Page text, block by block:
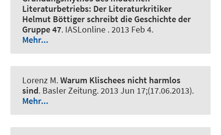
Literaturbetriebs: Der Literaturkritiker
Helmut Böttiger schreibt die Geschichte der
Gruppe 47. IASLonline . 2013 Feb 4.
Mehr...
Lorenz M.Warum Klischees nicht harmlos
sind. Basler Zeitung. 2013 Jun 17;(17.06.2013).
Mehr...